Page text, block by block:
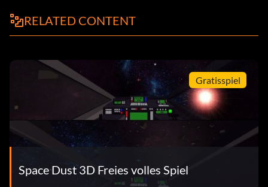
RELATED CONTENT
Gratisspiel
Space Dust 3D Freies volles Spiel